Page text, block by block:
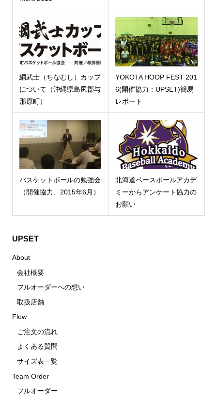
綱武士（ちなむし）カップ
について（沖縄県島尻郡与
那原町）
YOKOTA HOOP FEST 201
6(開催協力：UPSET)簡易
レポート
バスケットボールの勉強会
（開催協力、2015年6月）
北海道ベースボールアカデ
ミーからアンケート協力の
お願い
UPSET
About
会社概要
フルオーダーへの想い
取扱店舗
Flow
ご注文の流れ
よくある質問
サイズ表一覧
Team Order
フルオーダー